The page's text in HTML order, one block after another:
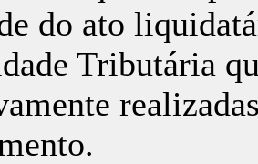
do ato
Tributária